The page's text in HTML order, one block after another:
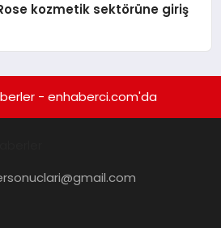
kozmetik sektörüne giriş
- enhaberci.com'da